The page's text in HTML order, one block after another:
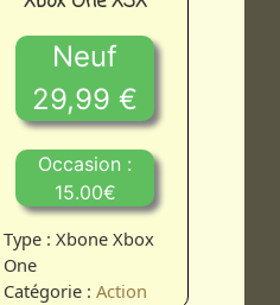
Neuf
29,99 €
Occasion :
15.00€
Type : Xbone Xbox
One
Catégorie :Action